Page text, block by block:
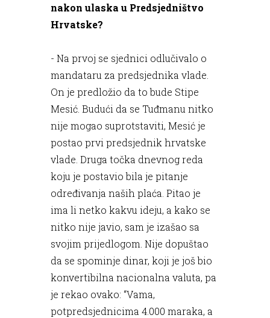
nakon ulaska u Predsjedništvo
Hrvatske?
- Na prvoj se sjednici odlučivalo o
mandataru za predsjednika vlade.
On je predložio da to bude Stipe
Mesić. Budući da se Tuđmanu nitko
nije mogao suprotstaviti, Mesić je
postao prvi predsjednik hrvatske
vlade. Druga točka dnevnog reda
koju je postavio bila je pitanje
određivanja naših plaća. Pitao je
ima li netko kakvu ideju, a kako se
nitko nije javio, sam je izašao sa
svojim prijedlogom. Nije dopuštao
da se spominje dinar, koji je još bio
konvertibilna nacionalna valuta, pa
je rekao ovako: “Vama,
potpredsjednicima 4.000 maraka, a